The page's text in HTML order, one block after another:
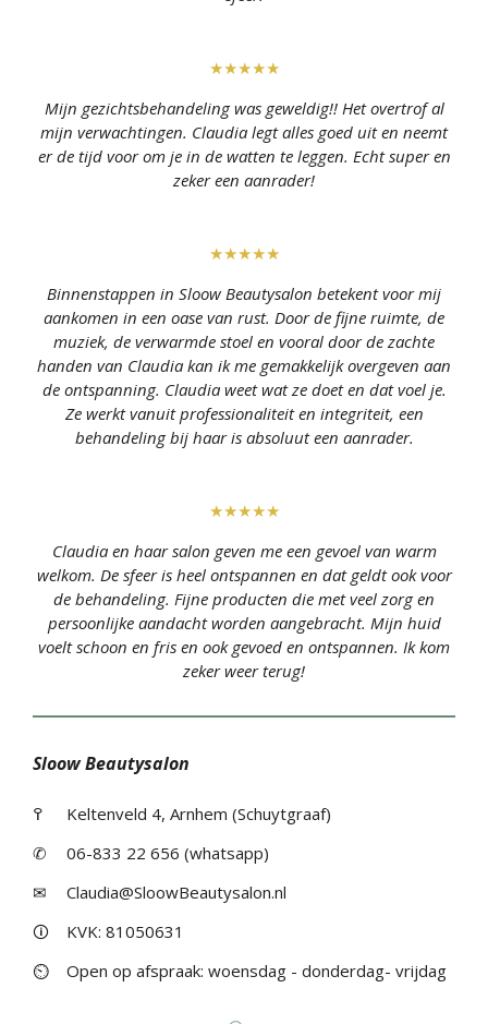
★★★★★
Mijn gezichtsbehandeling was geweldig!! Het overtrof al
mijn verwachtingen. Claudia legt alles goed uit en neemt
er de tijd voor om je in de watten te leggen. Echt super en
zeker een aanrader!
★★★★★
Binnenstappen in Sloow Beautysalon betekent voor mij
aankomen in een oase van rust. Door de fijne ruimte, de
muziek, de verwarmde stoel en vooral door de zachte
handen van Claudia kan ik me gemakkelijk overgeven aan
de ontspanning. Claudia weet wat ze doet en dat voel je.
Ze werkt vanuit professionaliteit en integriteit, een
behandeling bij haar is absoluut een aanrader.
★★★★★
Claudia en haar salon geven me een gevoel van warm
welkom. De sfeer is heel ontspannen en dat geldt ook voor
de behandeling. Fijne producten die met veel zorg en
persoonlijke aandacht worden aangebracht. Mijn huid
voelt schoon en fris en ook gevoed en ontspannen. Ik kom
zeker weer terug!
Sloow Beautysalon
߉
Keltenveld 4, Arnhem (Schuytgraaf)
✆
06-833 22 656 (whatsapp)
✉
Claudia@SloowBeautysalon.nl
🛈
KVK: 81050631
⏲
Open op afspraak: woensdag - donderdag- vrijdag